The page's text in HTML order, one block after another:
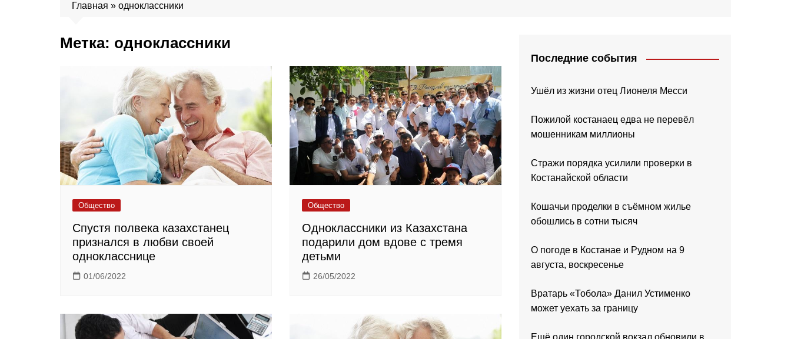
Главная » одноклассники
Метка: одноклассники
Общество
Спустя полвека казахстанец
признался в любви своей
однокласснице
01/06/2022
Общество
Одноклассники из Казахстана
подарили дом вдове с тремя
детьми
26/05/2022
Последние события
Ушёл из жизни отец Лионеля Месси
Пожилой костанаец едва не перевёл
мошенникам миллионы
Стражи порядка усилили проверки в
Костанайской области
Кошачьи проделки в съёмном жилье
обошлись в сотни тысяч
О погоде в Костанае и Рудном на 9
августа, воскресенье
Вратарь «Тобола» Данил Устименко
может уехать за границу